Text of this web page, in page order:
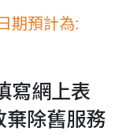
期預計為:
寫網上表
棄除舊服務